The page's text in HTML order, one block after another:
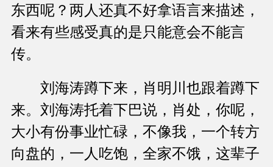
东西呢？两人还真不好拿语言来描述，
看来有些感受真的是只能意会不能言
传。
刘海涛蹲下来，肖明川也跟着蹲下
来。刘海涛托着下巴说，肖处，你呢，
大小有份事业忙碌，不像我，一个转方
向盘的，一人吃饱，全家不饿，这辈子